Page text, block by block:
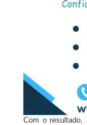
Com o resultado,